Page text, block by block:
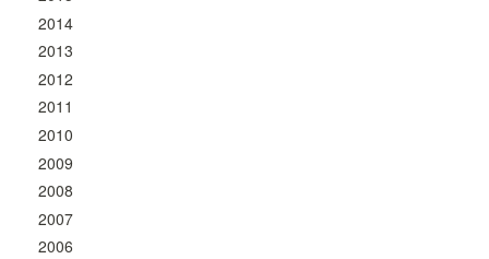
2014
2013
2012
2011
2010
2009
2008
2007
2006